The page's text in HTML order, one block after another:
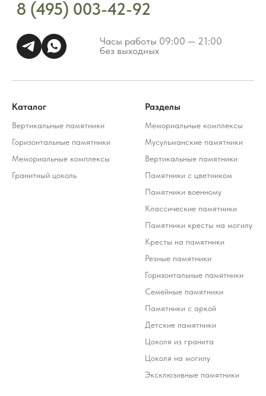
Каталог
Вертикальные памятники
Горизонтальные памятники
Мемориальные комплексы
Гранитный цоколь
Разделы
Мемориальные комплексы
Мусульманские памятники
Вертикальные памятники
Памятники с цветником
Памятники военному
Классические памятники
Памятники кресты на могилу
Кресты на памятники
Резные памятники
Горизонтальные памятники
Семейные памятники
Памятники с аркой
Детские памятники
Цоколя из гранита
Цоколя на могилу
Эксклюзивные памятники